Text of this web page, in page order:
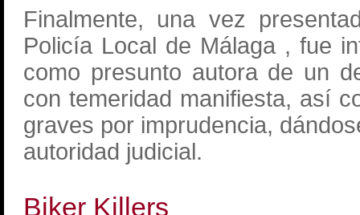
Finalmente, una vez
Policía Local de Málaga , fue
como presunto autora de un
con temeridad manifiesta, así
graves por imprudencia,
autoridad judicial.
Biker Killers